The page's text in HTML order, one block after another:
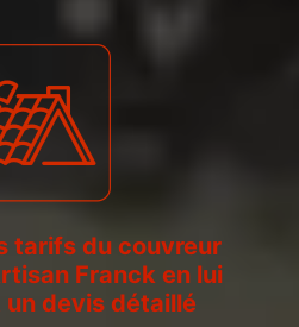
tarifs du couvreur
Franck en lui
devis détaillé